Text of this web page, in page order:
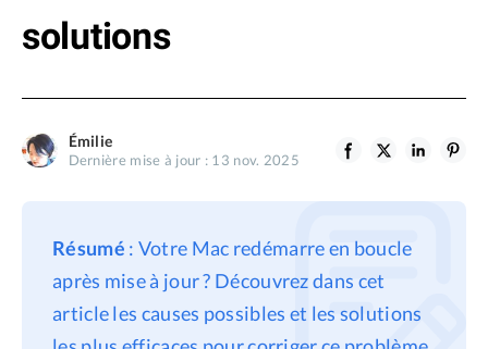
BuhoRepair
BuhoLaunchpad
Blog
L'entreprise
Confidentialité
Conditions générales
Politique de
solutions
Émilie
Dernière mise à jour : 13 nov. 2025
Résumé : Votre Mac redémarre en boucle
après mise à jour ? Découvrez dans cet
article les causes possibles et les solutions